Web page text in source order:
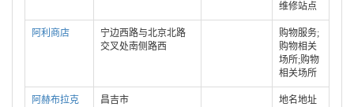
维修站点
阿利商店
宁边西路与北京北路
交叉处南侧路西
购物服务;
购物相关
场所;购物
相关场所
阿赫布拉克
昌吉市
地名地址